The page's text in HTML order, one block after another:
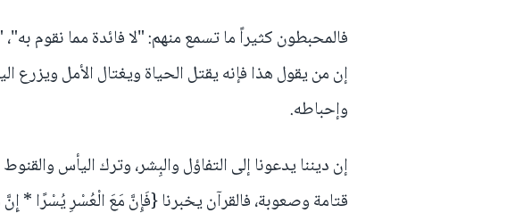
فالمحبطون كثيراً ما تسمع منهم: "لا فائدة مما نقوم
إن من يقول هذا فإنه يقتل الحياة ويغتال الأمل ويزرع
وإحباطه.
إن ديننا يدعونا إلى التفاؤل والبِشر، وترك اليأس